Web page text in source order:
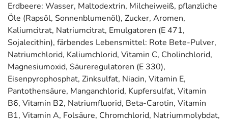
Erdbeere: Wasser, Maltodextrin, Milcheiweiß, pflanzliche
Öle (Rapsöl, Sonnenblumenöl), Zucker, Aromen,
Kaliumcitrat, Natriumcitrat, Emulgatoren (E 471,
Sojalecithin), färbendes Lebensmittel: Rote Bete-Pulver,
Natriumchlorid, Kaliumchlorid, Vitamin C, Cholinchlorid,
Magnesiumoxid, Säureregulatoren (E 330),
Eisenpyrophosphat, Zinksulfat, Niacin, Vitamin E,
Pantothensäure, Manganchlorid, Kupfersulfat, Vitamin
B6, Vitamin B2, Natriumfluorid, Beta-Carotin, Vitamin
B1, Vitamin A, Folsäure, Chromchlorid, Natriummolybdat,